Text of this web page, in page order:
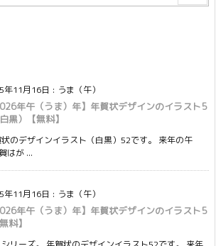
年11月16日 : うま（午）
年午（うま）年】年賀状デザインのイラスト5
黒）【無料】
のデザインイラスト（白黒）52です。 来年の午
はが ...
年11月16日 : うま（午）
年午（うま）年】年賀状デザインのイラスト5
料】